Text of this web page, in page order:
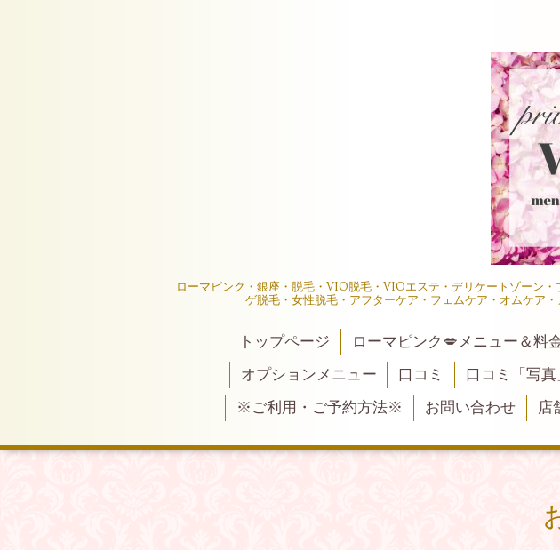
ローマピンク・銀座・脱毛・VIO脱毛・VIOエステ・デリケートゾーン
ゲ脱毛・女性脱毛・アフターケア・フェムケア・オムケア
トップページ ローマピンク💋メニュー＆料
オプションメニュー
口コミ 口コミ「写真
※ご利用・ご予約方法※
お問い合わせ 店